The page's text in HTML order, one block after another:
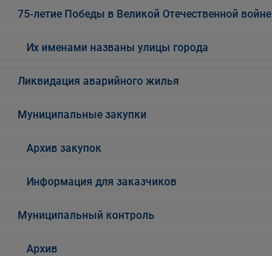
75-летие Победы в Великой Отечественной войне
Их именами названы улицы города
Ликвидация аварийного жилья
Муниципальные закупки
Архив закупок
Информация для заказчиков
Муниципальный контроль
Архив